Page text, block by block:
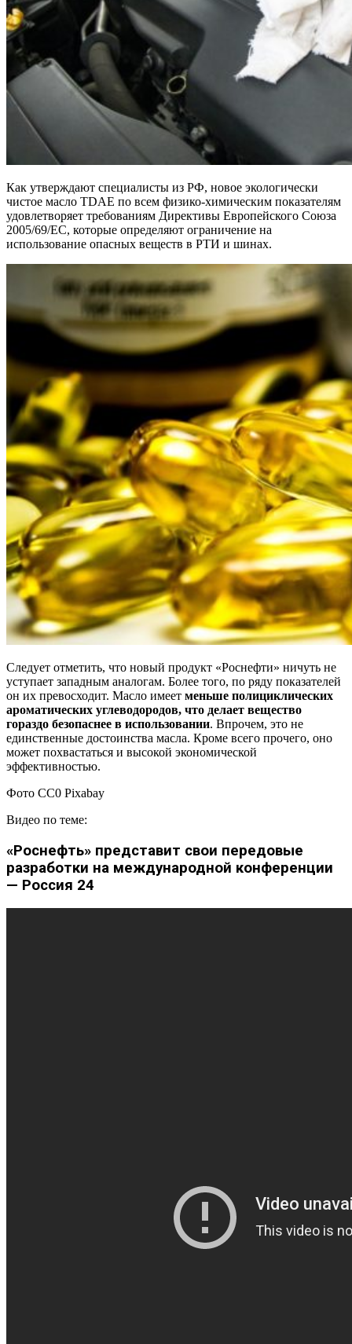
Как утверждают специалисты из РФ, новое экологически
чистое масло TDAE по всем физико-химическим показателям
удовлетворяет требованиям Директивы Европейского Союза
2005/69/ЕС, которые определяют ограничение на
использование опасных веществ в РТИ и шинах.
Следует отметить, что новый продукт «Роснефти» ничуть не
уступает западным аналогам. Более того, по ряду показателей
он их превосходит. Масло имеет меньше полициклических
ароматических углеводородов, что делает вещество
гораздо безопаснее в использовании. Впрочем, это не
единственные достоинства масла. Кроме всего прочего, оно
может похвастаться и высокой экономической
эффективностью.
Фото СС0 Pixabay
Видео по теме:
«Роснефть» представит свои передовые
разработки на международной конференции
— Россия 24